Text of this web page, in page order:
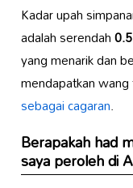
Kadar upah
adalah serendah
yang menarik dan
mendapatkan
sebagai cagaran.
Berapakah had
saya peroleh di